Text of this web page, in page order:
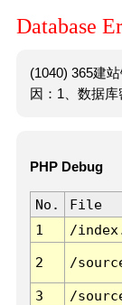
Database
(1040) 365建
因：1、数据库
PHP Debug
No. File
1
/
2 /
3 /